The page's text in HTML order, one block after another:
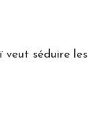
veut séduire les